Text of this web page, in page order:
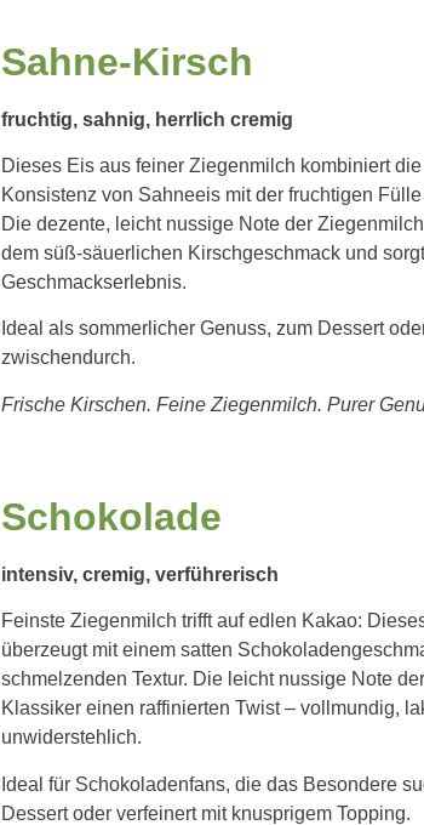
Sahne-Kirsch
fruchtig, sahnig, herrlich cremig
Dieses Eis aus feiner Ziegenmilch kombiniert
Konsistenz von Sahneeis mit der fruchtigen
Die dezente, leicht nussige Note der
dem süß-säuerlichen Kirschgeschmack und
Geschmackserlebnis.
Ideal als sommerlicher Genuss, zum Dessert
zwischendurch.
Frische Kirschen. Feine Ziegenmilch. Purer
Schokolade
intensiv, cremig, verführerisch
Feinste Ziegenmilch trifft auf edlen Kakao:
überzeugt mit einem satten
schmelzenden Textur. Die leicht nussige Note
Klassiker einen raffinierten Twist – vollmundig,
unwiderstehlich.
Ideal für Schokoladenfans, die das Besondere
Dessert oder verfeinert mit knusprigem Topping.